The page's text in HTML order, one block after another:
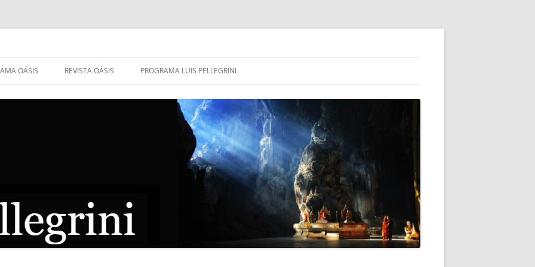
OÁSIS REVISTA OÁSIS PROGRAMA LUIS PELLEGRINI